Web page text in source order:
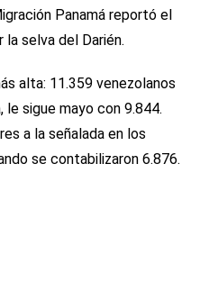
Panamá reportó el
selva del Darién.
alta: 11.359 venezolanos
le sigue mayo con 9.844.
a la señalada en los
se contabilizaron 6.876.